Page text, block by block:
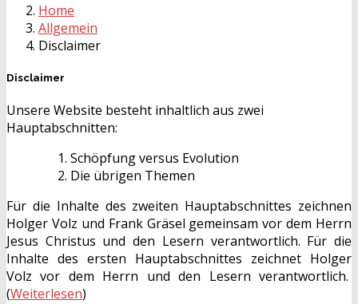
Home
Allgemein
Disclaimer
Disclaimer
Unsere Website besteht inhaltlich aus zwei
Hauptabschnitten:
Schöpfung versus Evolution
Die übrigen Themen
Für die Inhalte des zweiten Hauptabschnittes zeichnen
Holger Volz und Frank Gräsel gemeinsam vor dem Herrn
Jesus Christus und den Lesern verantwortlich. Für die
Inhalte des ersten Hauptabschnittes zeichnet Holger
Volz vor dem Herrn und den Lesern verantwortlich.
(Weiterlesen)